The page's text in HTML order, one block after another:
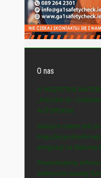
O nas
© WSZYSTKIE
„POLSKA-IE”
AUTORSKIM.
Naszym celem jest
mają bezpośredni
emigracji na Zielonej
Prezentujemy
polityczne zasady